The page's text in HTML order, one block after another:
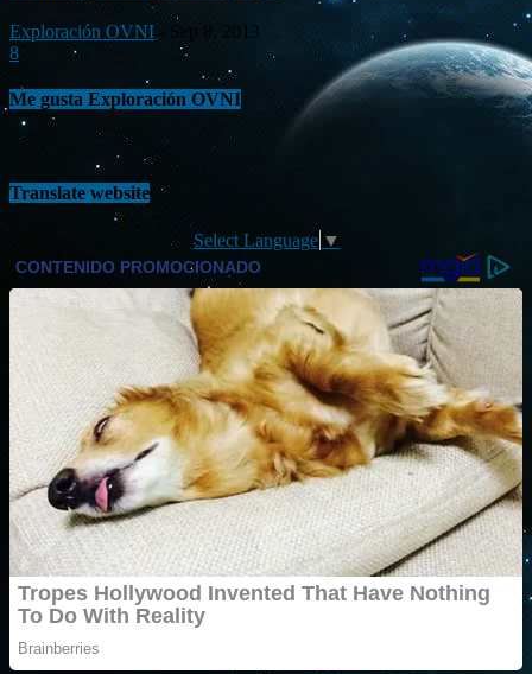
Exploración OVNI
Sep 8, 2013
8
Me gusta Exploración OVNI
Translate website
Select Language ▼